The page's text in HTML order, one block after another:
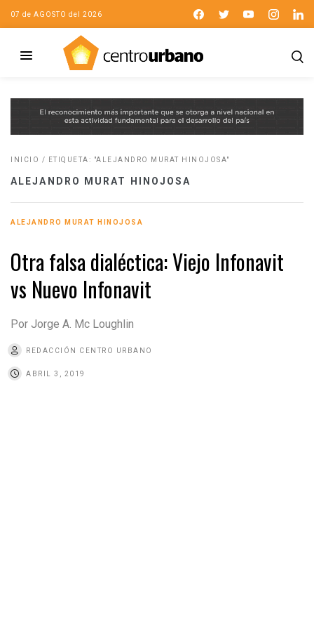
07 de AGOSTO del 2026
INICIO / ETIQUETA: "ALEJANDRO MURAT HINOJOSA"
ALEJANDRO MURAT HINOJOSA
ALEJANDRO MURAT HINOJOSA
Otra falsa dialéctica: Viejo Infonavit
vs Nuevo Infonavit
Por Jorge A. Mc Loughlin
REDACCIÓN CENTRO URBANO
ABRIL 3, 2019